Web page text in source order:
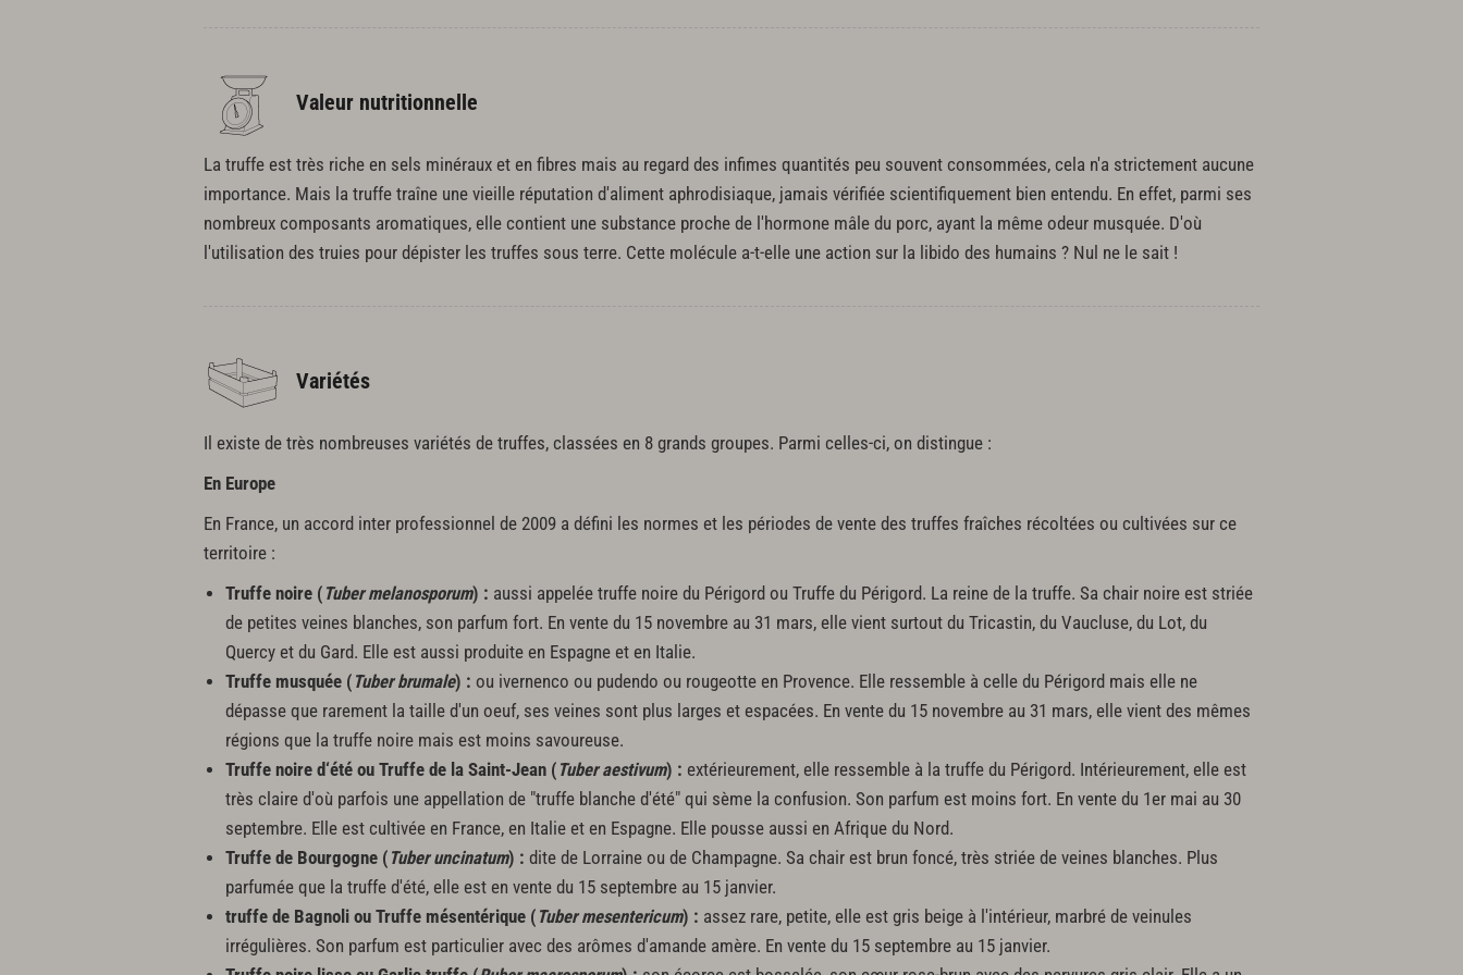
Valeur nutritionnelle
La truffe est très riche en sels minéraux et en fibres mais au regard des infimes quantités peu souvent consommées, cela n'a strictement aucune
importance. Mais la truffe traîne une vieille réputation d'aliment aphrodisiaque, jamais vérifiée scientifiquement bien entendu. En effet, parmi ses
nombreux composants aromatiques, elle contient une substance proche de l'hormone mâle du porc, ayant la même odeur musquée. D'où
l'utilisation des truies pour dépister les truffes sous terre. Cette molécule a-t-elle une action sur la libido des humains ? Nul ne le sait !
Variétés
Il existe de très nombreuses variétés de truffes, classées en 8 grands groupes. Parmi celles-ci, on distingue :
En Europe
En France, un accord inter professionnel de 2009 a défini les normes et les périodes de vente des truffes fraîches récoltées ou cultivées sur ce
territoire :
Truffe noire ( Tuber melanosporum) : aussi appelée truffe noire du Périgord ou Truffe du Périgord. La reine de la truffe. Sa chair noire est striée
de petites veines blanches, son parfum fort. En vente du 15 novembre au 31 mars, elle vient surtout du Tricastin, du Vaucluse, du Lot, du
Quercy et du Gard. Elle est aussi produite en Espagne et en Italie.
Truffe musquée ( Tuber brumale) : ou ivernenco ou pudendo ou rougeotte en Provence. Elle ressemble à celle du Périgord mais elle ne
dépasse que rarement la taille d'un oeuf, ses veines sont plus larges et espacées. En vente du 15 novembre au 31 mars, elle vient des mêmes
régions que la truffe noire mais est moins savoureuse.
Truffe noire d‘été ou Truffe de la Saint-Jean ( Tuber aestivum) : extérieurement, elle ressemble à la truffe du Périgord. Intérieurement, elle est
très claire d'où parfois une appellation de "truffe blanche d'été" qui sème la confusion. Son parfum est moins fort. En vente du 1er mai au 30
septembre. Elle est cultivée en France, en Italie et en Espagne. Elle pousse aussi en Afrique du Nord.
Truffe de Bourgogne ( Tuber uncinatum) : dite de Lorraine ou de Champagne. Sa chair est brun foncé, très striée de veines blanches. Plus
parfumée que la truffe d'été, elle est en vente du 15 septembre au 15 janvier.
truffe de Bagnoli ou Truffe mésentérique ( Tuber mesentericum) : assez rare, petite, elle est gris beige à l'intérieur, marbré de veinules
irrégulières. Son parfum est particulier avec des arômes d'amande amère. En vente du 15 septembre au 15 janvier.